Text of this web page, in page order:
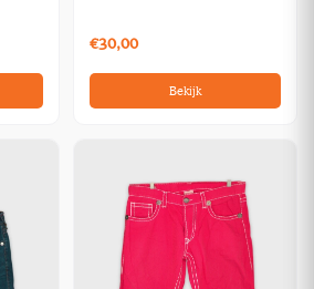
€30,00
Bekijk